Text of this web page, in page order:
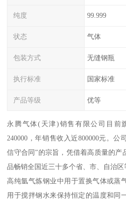
纯度 99.999
状态 气体
包装方式 无缝钢瓶
执行标准 国家标准
产品等级 优等
永腾气体(天津)销售有限公司目前
240000，年销售收入近800000元。公
信守合同”的宗旨，凭借着高质量的
品畅销全国近三十多个省、市、自治区
高纯氩气炼钢业中用于置换气体或蒸
用于搅拌钢水来保持恒定的温度和同